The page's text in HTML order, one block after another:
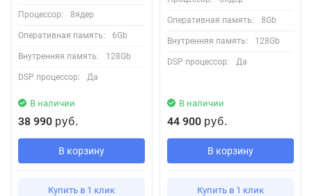
Процессор: 8ядер
Оперативная память: 6Gb
Внутренняя память: 128Gb
DSP процессор: Да
В наличии
38 990 руб.
В корзину
Купить в 1 клик
Оперативная память: 8Gb
Внутренняя память: 128Gb
DSP процессор: Да
В наличии
44 900 руб.
В корзину
Купить в 1 клик